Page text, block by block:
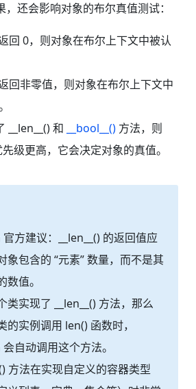
，还会影响对象的布尔真值测试：
回 0，则对象在布尔上下文中被认
回非零值，则对象在布尔上下文中
__len__() 和
__bool__() 方法，则
先级更高，它会决定对象的真值。
方建议：__len__() 的返回值应
象包含的 “元素” 数量，而不是其
数值。
类实现了 __len__() 方法，那么
的实例调用 len() 函数时，
自动调用这个方法。
方法在实现自定义的容器类型